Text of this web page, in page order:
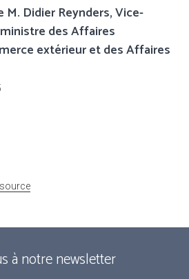
M. Didier Reynders, Vice-
des Affaires
extérieur et des Affaires
à notre newsletter